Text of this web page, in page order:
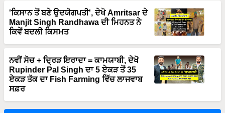
'ਕਿਸਾਨ ਤੋਂ ਬਣੇ ਉਦਯੋਗਪਤੀ', ਦੇਖੋ Amritsar ਦੇ
Manjit Singh Randhawa ਦੀ ਮਿਹਨਤ ਨੇ
ਕਿਵੇਂ ਬਦਲੀ ਕਿਸਮਤ
ਨਵੀਂ ਸੋਚ + ਦ੍ਰਿੜ ਇਰਾਦਾ = ਕਾਮਯਾਬੀ, ਦੇਖੋ
Rupinder Pal Singh ਦਾ 5 ਏਕੜ ਤੋਂ 35
ਏਕੜ ਤੱਕ ਦਾ Fish Farming ਵਿੱਚ ਲਾਜਵਾਬ
ਸਫ਼ਰ